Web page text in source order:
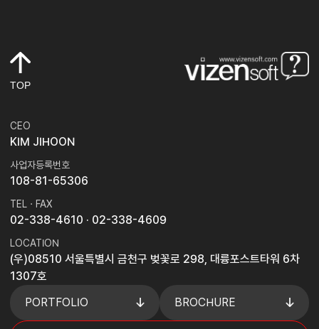
TOP
CEO
KIM JIHOON
사업자등록번호
108-81-65306
TEL · FAX
02-338-4610 · 02-338-4609
LOCATION
(우)08510 서울특별시 금천구 벚꽃로 298, 대륭포스트타워 6차
1307호
PORTFOLIO
BROCHURE